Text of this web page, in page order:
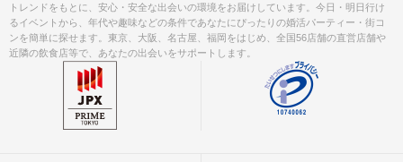
トレンドをもとに、安心・安全な出会いの環境をお届けしています。今日・明日行け
るイベントから、年代や趣味などの条件であなたにぴったりの婚活パーティー・街コ
ンを簡単に探せます。東京、大阪、名古屋、福岡をはじめ、全国56店舗の直営店舗や
近隣の飲食店等で、あなたの出会いをサポートします。